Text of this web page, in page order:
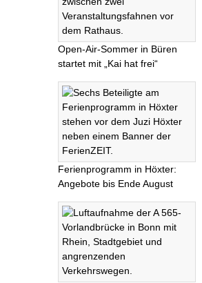
Open-Air-Sommer in Büren
startet mit „Kai hat frei“
Ferienprogramm in Höxter:
Angebote bis Ende August